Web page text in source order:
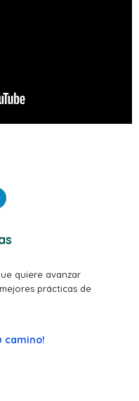
quiere avanzar
prácticas de
camino!